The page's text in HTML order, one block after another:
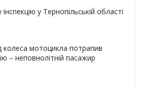
у Тернопільській області
колеса мотоцикла потрапив
– неповнолітній пасажир